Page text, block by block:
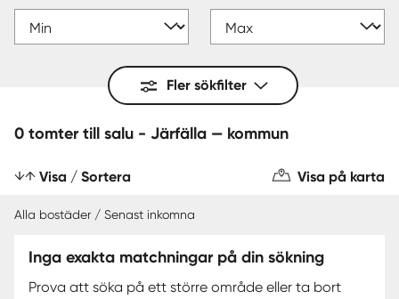
Fler sökfilter
0 tomter till salu - Järfälla — kommun
Visa / Sortera Visa på karta
Alla bostäder / Senast inkomna
Inga exakta matchningar på din sökning
Prova att söka på ett större område eller ta bort